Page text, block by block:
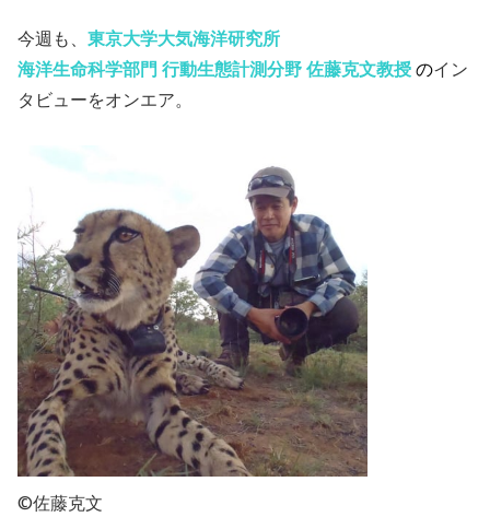
今週も、 東京大学大気海洋研究所
海洋生命科学部門 行動生態計測分野佐藤克文教授のイン
タビューをオンエア。
©佐藤克文